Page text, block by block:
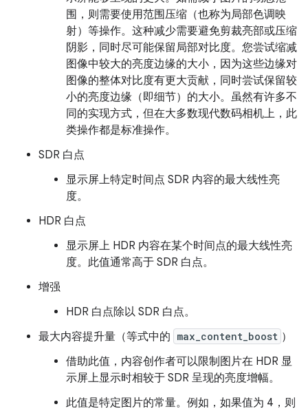
围，则需要使用范围压缩（也称为局部色调映
射）等操作。这种减少需要避免剪裁亮部或压缩
阴影，同时尽可能保留局部对比度。您尝试缩减
图像中较大的亮度边缘的大小，因为这些边缘对
图像的整体对比度有更大贡献，同时尝试保留较
小的亮度边缘（即细节）的大小。虽然有许多不
同的实现方式，但在大多数现代数码相机上，此
类操作都是标准操作。
SDR 白点
显示屏上特定时间点 SDR 内容的最大线性亮
度。
HDR 白点
显示屏上 HDR 内容在某个时间点的最大线性亮
度。此值通常高于 SDR 白点。
增强
HDR 白点除以 SDR 白点。
最大内容提升量（等式中的 max_content_boost ）
借助此值，内容创作者可以限制图片在 HDR 显
示屏上显示时相较于 SDR 呈现的亮度增幅。
此值是特定图片的常量。例如，如果值为 4，则